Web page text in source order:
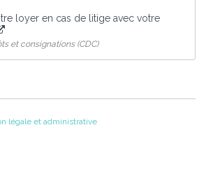
loyer en cas de litige avec votre
et consignations (CDC)
légale et administrative